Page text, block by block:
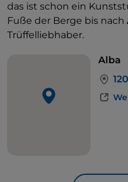
das ist schon ein
Fuße der Berge bis nach
Trüffelliebhaber.
Alba